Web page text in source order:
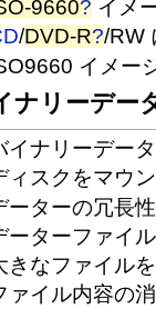
9660? イメ
/DVD-R?/RW
イメー
ナリーデー
イナリーデー
ィスクをマウ
ーターの冗長性
ーターファイ
きなファイル
ァイル内容の